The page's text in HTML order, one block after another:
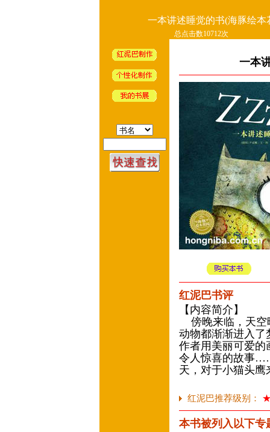
一本讲述睡觉的书(海豚绘本
总点击数10712次
一本
红泥巴书评
【内容简介】
傍晚来临，天空
动物都渐渐进入了
作者用美丽可爱的
令人惊喜的故事
天，对于小猫头
红泥巴推荐级别：
本书被列入以下专